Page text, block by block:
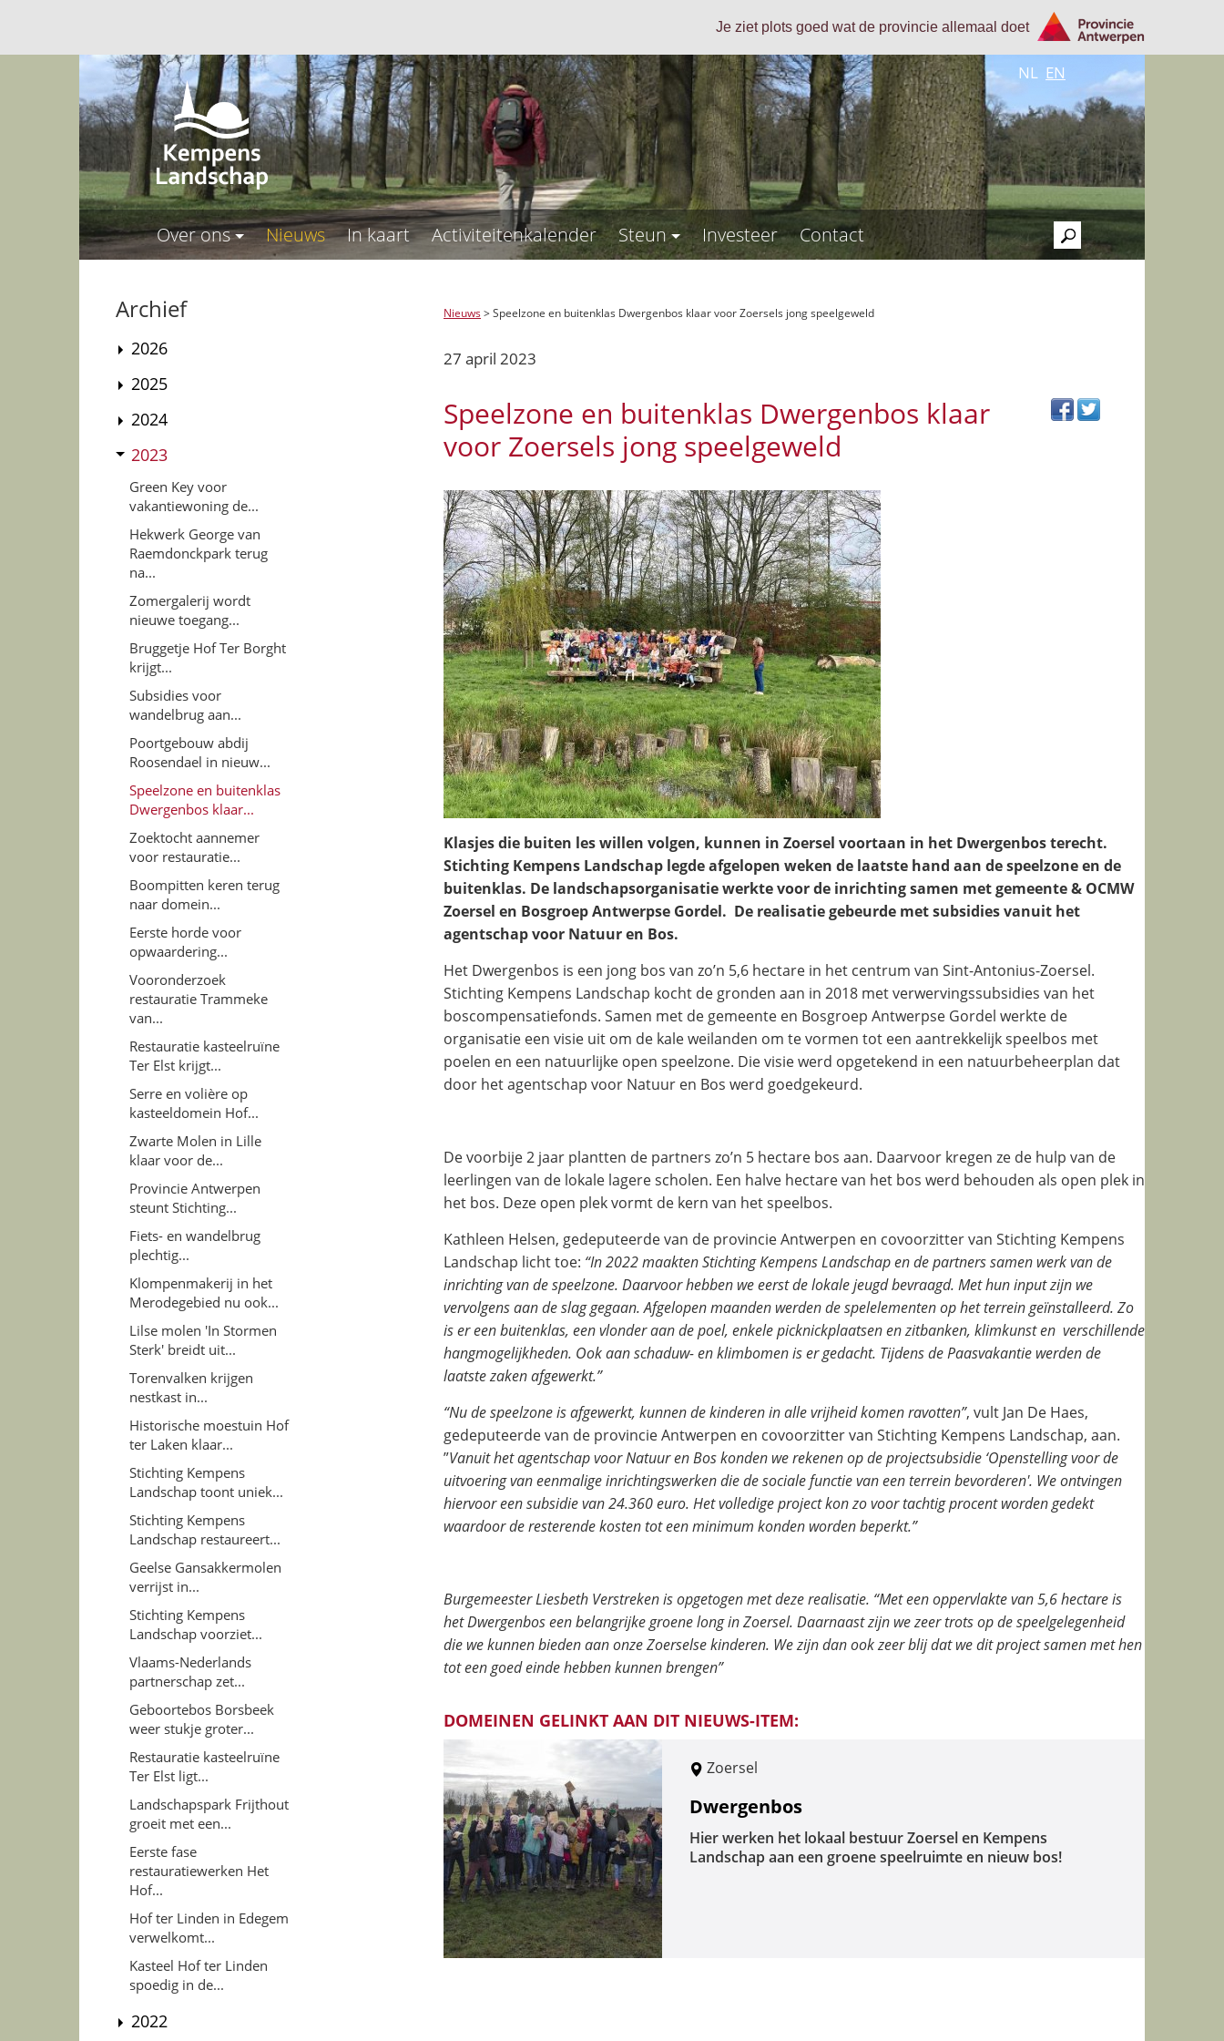
Je ziet plots goed wat de provincie allemaal doet
NL EN
Over ons Nieuws In kaart Activiteitenkalender Steun Investeer Contact
>
Nieuws>Speelzone en buitenklas Dwergenbos klaar voor Zoersels jong speelgeweld
27 april 2023
Speelzone en buitenklas Dwergenbos klaar
voor Zoersels jong speelgeweld
Klasjes die buiten les willen volgen, kunnen in Zoersel voortaan in het Dwergenbos terecht.
Stichting Kempens Landschap legde afgelopen weken de laatste hand aan de speelzone en de
buitenklas. De landschapsorganisatie werkte voor de inrichting samen met gemeente & OCMW
Zoersel en Bosgroep Antwerpse Gordel. De realisatie gebeurde met subsidies vanuit het
agentschap voor Natuur en Bos.
Het Dwergenbos is een jong bos van zo’n 5,6 hectare in het centrum van Sint-Antonius-Zoersel.
Stichting Kempens Landschap kocht de gronden aan in 2018 met verwervingssubsidies van het
boscompensatiefonds. Samen met de gemeente en Bosgroep Antwerpse Gordel werkte de
organisatie een visie uit om de kale weilanden om te vormen tot een aantrekkelijk speelbos met
poelen en een natuurlijke open speelzone. Die visie werd opgetekend in een natuurbeheerplan dat
door het agentschap voor Natuur en Bos werd goedgekeurd.
De voorbije 2 jaar plantten de partners zo’n 5 hectare bos aan. Daarvoor kregen ze de hulp van de
leerlingen van de lokale lagere scholen. Een halve hectare van het bos werd behouden als open plek in
het bos. Deze open plek vormt de kern van het speelbos.
Kathleen Helsen, gedeputeerde van de provincie Antwerpen en covoorzitter van Stichting Kempens
Landschap licht toe: “In 2022 maakten Stichting Kempens Landschap en de partners samen werk van de
inrichting van de speelzone. Daarvoor hebben we eerst de lokale jeugd bevraagd. Met hun input zijn we
vervolgens aan de slag gegaan. Afgelopen maanden werden de spelelementen op het terrein geïnstalleerd. Zo
is er een buitenklas, een vlonder aan de poel, enkele picknickplaatsen en zitbanken, klimkunst en verschillende
hangmogelijkheden. Ook aan schaduw- en klimbomen is er gedacht. Tijdens de Paasvakantie werden de
laatste zaken afgewerkt.”
“Nu de speelzone is afgewerkt, kunnen de kinderen in alle vrijheid komen ravotten”, vult Jan De Haes,
gedeputeerde van de provincie Antwerpen en covoorzitter van Stichting Kempens Landschap, aan.
”Vanuit het agentschap voor Natuur en Bos konden we rekenen op de projectsubsidie ‘Openstelling voor de
uitvoering van eenmalige inrichtingswerken die de sociale functie van een terrein bevorderen'. We ontvingen
hiervoor een subsidie van 24.360 euro. Het volledige project kon zo voor tachtig procent worden gedekt
waardoor de resterende kosten tot een minimum konden worden beperkt.”
Burgemeester Liesbeth Verstreken is opgetogen met deze realisatie. “Met een oppervlakte van 5,6 hectare is
het Dwergenbos een belangrijke groene long in Zoersel. Daarnaast zijn we zeer trots op de speelgelegenheid
die we kunnen bieden aan onze Zoerselse kinderen. We zijn dan ook zeer blij dat we dit project samen met hen
tot een goed einde hebben kunnen brengen”
DOMEINEN GELINKT AAN DIT NIEUWS-ITEM:
Zoersel
Dwergenbos
Hier werken het lokaal bestuur Zoersel en Kempens
Landschap aan een groene speelruimte en nieuw bos!
Archief
2026
2025
2024
2023
Green Key voor
vakantiewoning de...
Hekwerk George van
Raemdonckpark terug
na...
Zomergalerij wordt
nieuwe toegang...
Bruggetje Hof Ter Borght
krijgt...
Subsidies voor
wandelbrug aan...
Poortgebouw abdij
Roosendael in nieuw...
Speelzone en buitenklas
Dwergenbos klaar...
Zoektocht aannemer
voor restauratie...
Boompitten keren terug
naar domein...
Eerste horde voor
opwaardering...
Vooronderzoek
restauratie Trammeke
van...
Restauratie kasteelruïne
Ter Elst krijgt...
Serre en volière op
kasteeldomein Hof...
Zwarte Molen in Lille
klaar voor de...
Provincie Antwerpen
steunt Stichting...
Fiets- en wandelbrug
plechtig...
Klompenmakerij in het
Merodegebied nu ook...
Lilse molen 'In Stormen
Sterk' breidt uit...
Torenvalken krijgen
nestkast in...
Historische moestuin Hof
ter Laken klaar...
Stichting Kempens
Landschap toont uniek...
Stichting Kempens
Landschap restaureert...
Geelse Gansakkermolen
verrijst in...
Stichting Kempens
Landschap voorziet...
Vlaams-Nederlands
partnerschap zet...
Geboortebos Borsbeek
weer stukje groter...
Restauratie kasteelruïne
Ter Elst ligt...
Landschapspark Frijthout
groeit met een...
Eerste fase
restauratiewerken Het
Hof...
Hof ter Linden in Edegem
verwelkomt...
Kasteel Hof ter Linden
spoedig in de...
2022